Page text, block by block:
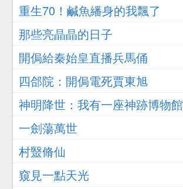
重生70！鹹魚繙身的我飄了
那些亮晶晶的日子
開侷給秦始皇直播兵馬俑
四郃院：開侷電死賈東旭
神明降世：我有一座神跡博物館
一劍蕩萬世
村毉脩仙
窺見一點天光